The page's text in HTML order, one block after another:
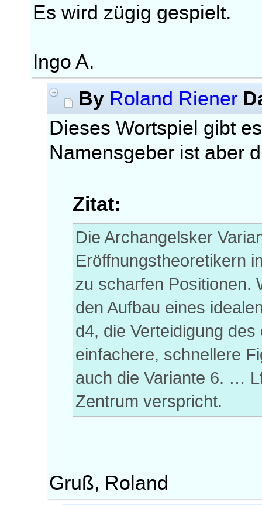
Es wird zügig gespielt.
Ingo A.
By Roland Riener
Dieses Wortspiel gibt
Namensgeber ist aber
Zitat:
Die Archangelsker
Eröffnungstheoretikern
zu scharfen Positionen.
den Aufbau eines
d4, die Verteidigung
einfachere, schnellere
auch die Variante 6. …
Zentrum verspricht.
Gruß, Roland